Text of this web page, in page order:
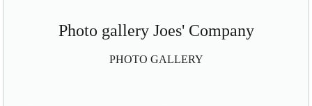
Photo gallery Joes' Company
PHOTO GALLERY